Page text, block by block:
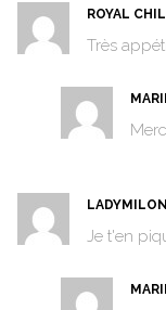
ROYAL
Très
Je t'en